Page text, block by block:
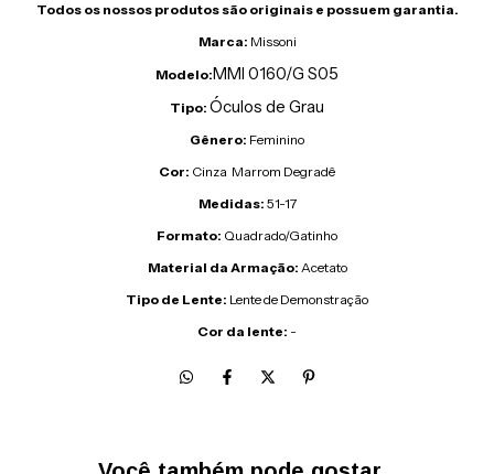
Todos os nossos produtos são originais e possuem garantia.
Marca: Missoni
Modelo:MMI 0160/G S05
Tipo: Óculos de Grau
Gênero: Feminino
Cor: Cinza Marrom Degradê
Medidas: 51-17
Formato: Quadrado/Gatinho
Material da Armação: Acetato
Tipo de Lente: Lente de Demonstração
Cor da lente: -